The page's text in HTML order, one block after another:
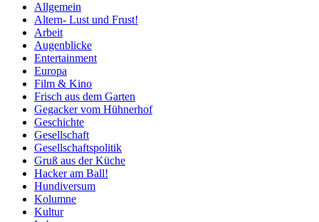
Allgemein
Altern- Lust und Frust!
Arbeit
Augenblicke
Entertainment
Europa
Film & Kino
Frisch aus dem Garten
Gegacker vom Hühnerhof
Geschichte
Gesellschaft
Gesellschaftspolitik
Gruß aus der Küche
Hacker am Ball!
Hundiversum
Kolumne
Kultur